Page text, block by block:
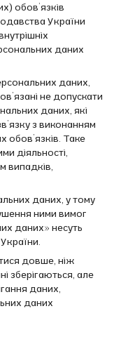
обов’язків
України
даних
даних,
не допускати
даних, які
з виконанням
обов’язків. Таке
діяльності,
випадків,
даних, у тому
ними вимог
даних» несуть
довше, ніж
зберігаються, але
даних,
даних